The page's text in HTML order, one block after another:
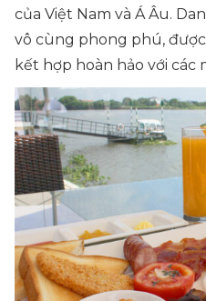
của Việt Nam và Á Âu.
vô cùng phong phú,
kết hợp hoàn hảo với các